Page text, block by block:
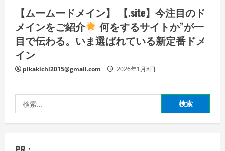
【ムームードメイン】 【.site】今注目のド
メインをご紹介
何をするサイトか”が一
目で伝わる。いま選ばれている新定番ドメ
イン
pikakichi2015@gmail.com 2026年1月8日
索: